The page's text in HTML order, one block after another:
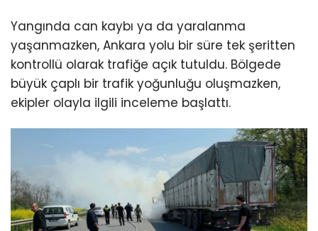
Yangında can kaybı ya da yaralanma
yaşanmazken, Ankara yolu bir süre tek şeritten
kontrollü olarak trafiğe açık tutuldu. Bölgede
büyük çaplı bir trafik yoğunluğu oluşmazken,
ekipler olayla ilgili inceleme başlattı.